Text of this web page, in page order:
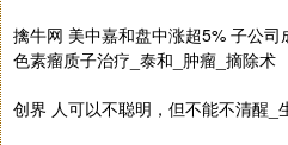
擒牛网 美中嘉和盘中涨超5% 子公
色素瘤质子治疗_泰和_肿瘤_摘除术
创界 人可以不聪明，但不能不清醒_